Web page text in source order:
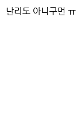
난리도 아니구먼 ㅠ